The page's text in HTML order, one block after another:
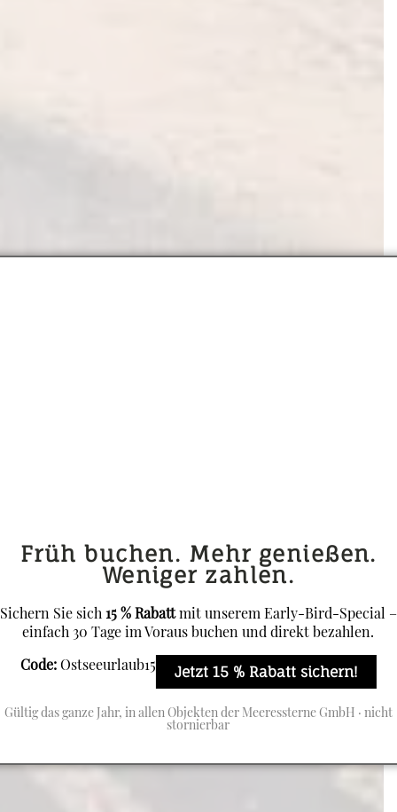
Früh buchen. Mehr genießen.
Weniger zahlen.
Sichern Sie sich 15 % Rabattmit unserem Early-Bird-Special –
einfach 30 Tage im Voraus buchen und direkt bezahlen.
Code:Ostseeurlaub15 Jetzt 15 % Rabatt sichern!
Gültig das ganze Jahr, in allen Objekten der Meeressterne GmbH · nicht
stornierbar